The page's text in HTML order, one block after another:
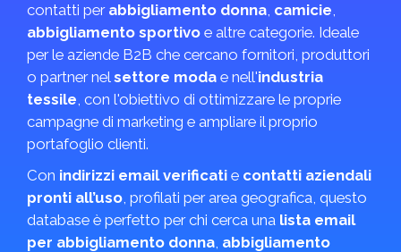
contatti per abbigliamento donna, camicie,
abbigliamento sportivo e altre categorie. Ideale
per le aziende B2B che cercano fornitori, produttori
o partner nelsettore moda e nell'industria
tessile, con l'obiettivo di ottimizzare le proprie
campagne di marketing e ampliare il proprio
portafoglio clienti.
Con indirizzi email verificati e contatti aziendali
pronti all’uso, profilati per area geografica, questo
database è perfetto per chi cerca una lista email
per abbigliamento donna, abbigliamento